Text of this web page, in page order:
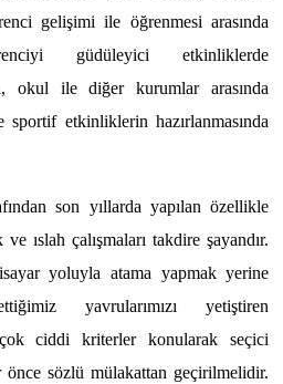
gelişimi ile öğrenmesi arasında
güdüleyici etkinliklerde
okul ile diğer kurumlar arasında
sportif etkinliklerin hazırlanmasında
son yıllarda yapılan özellikle
ıslah çalışmaları takdire şayandır.
yoluyla atama yapmak yerine
yavrularımızı yetiştiren
ciddi kriterler konularak seçici
önce sözlü mülakattan geçirilmelidir.